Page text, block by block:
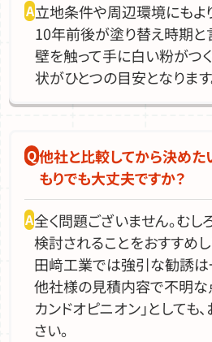
立地条件や周辺環境にもよ
10年前後が塗り替え時期と
壁を触って手に白い粉がつ
状がひとつの目安となります
他社と比較してから決めた
もりでも大丈夫ですか？
全く問題ございません。む
検討されることをおすすめし
田﨑工業では強引な勧誘は
他社様の見積内容で不明な
カンドオピニオン」としても
さい。